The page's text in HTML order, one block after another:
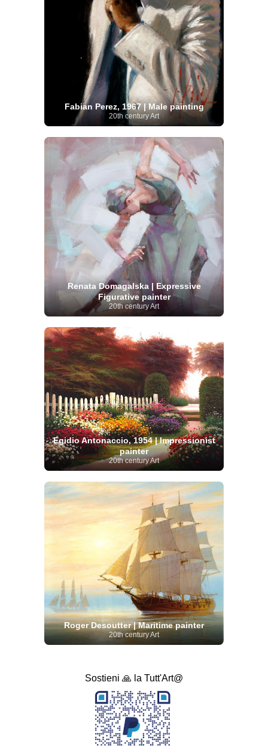
Fabian Perez, 1967 | Male painting
20th century Art
Renata Domagalska | Expressive
Figurative painter
20th century Art
Egidio Antonaccio, 1954 | Impressionist
painter
20th century Art
Roger Desoutter | Maritime painter
20th century Art
Sostieni 🙏 la Tutt'Art@